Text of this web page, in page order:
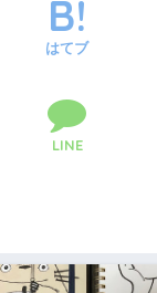
はてブ
LINE